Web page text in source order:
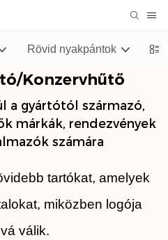
Rövid nyakpántok
konzervhűtő
a gyártótól származó,
márkák, rendezvények
számára
tartókat, amelyek
miközben logója
válik.